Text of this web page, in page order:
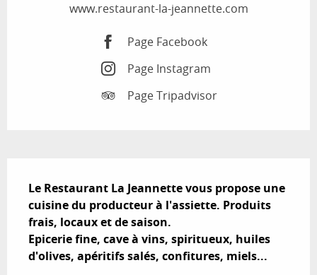
www.restaurant-la-jeannette.com
Page Facebook
Page Instagram
Page Tripadvisor
Le Restaurant La Jeannette vous propose une
cuisine du producteur à l'assiette. Produits
frais, locaux et de saison.
Epicerie fine, cave à vins, spiritueux, huiles
d'olives, apéritifs salés, confitures, miels...